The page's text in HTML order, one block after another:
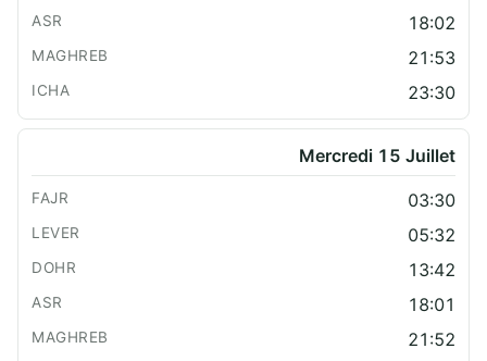
18:02
21:53
23:30
Mercredi 15 Juillet
03:30
05:32
13:42
18:01
21:52